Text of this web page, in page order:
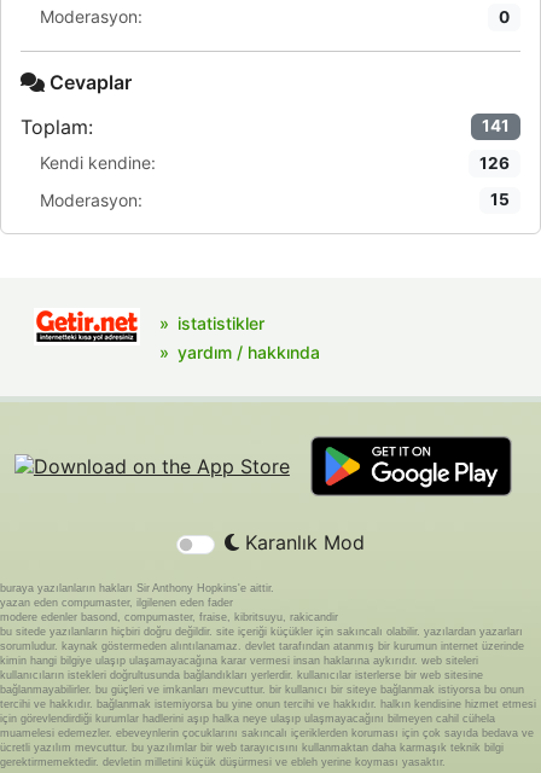
Moderasyon: 0
Cevaplar
Toplam:
141
Kendi kendine: 126
Moderasyon: 15
istatistikler
yardım / hakkında
Karanlık Mod
buraya yazılanların hakları Sir Anthony Hopkins'e aittir.
yazan eden compumaster, ilgilenen eden fader
modere edenler basond, compumaster, fraise, kibritsuyu, rakicandir
bu sitede yazılanların hiçbiri doğru değildir. site içeriği küçükler için sakıncalı olabilir. yazılardan yazarları
sorumludur. kaynak göstermeden alıntılanamaz. devlet tarafından atanmış bir kurumun internet üzerinde
kimin hangi bilgiye ulaşıp ulaşamayacağına karar vermesi insan haklarına aykırıdır. web siteleri
kullanıcıların istekleri doğrultusunda bağlandıkları yerlerdir. kullanıcılar isterlerse bir web sitesine
bağlanmayabilirler. bu güçleri ve imkanları mevcuttur. bir kullanıcı bir siteye bağlanmak istiyorsa bu onun
tercihi ve hakkıdır. bağlanmak istemiyorsa bu yine onun tercihi ve hakkıdır. halkın kendisine hizmet etmesi
için görevlendirdiği kurumlar hadlerini aşıp halka neye ulaşıp ulaşmayacağını bilmeyen cahil cühela
muamelesi edemezler. ebeveynlerin çocuklarını sakıncalı içeriklerden koruması için çok sayıda bedava ve
ücretli yazılım mevcuttur. bu yazılımlar bir web tarayıcısını kullanmaktan daha karmaşık teknik bilgi
gerektirmemektedir. devletin milletini küçük düşürmesi ve ebleh yerine koyması yasaktır.